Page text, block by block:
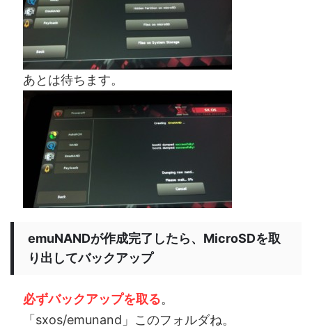
あとは待ちます。
emuNANDが作成完了したら、MicroSDを取
り出してバックアップ
必ずバックアップを取る。
「sxos/emunand」このフォルダね。